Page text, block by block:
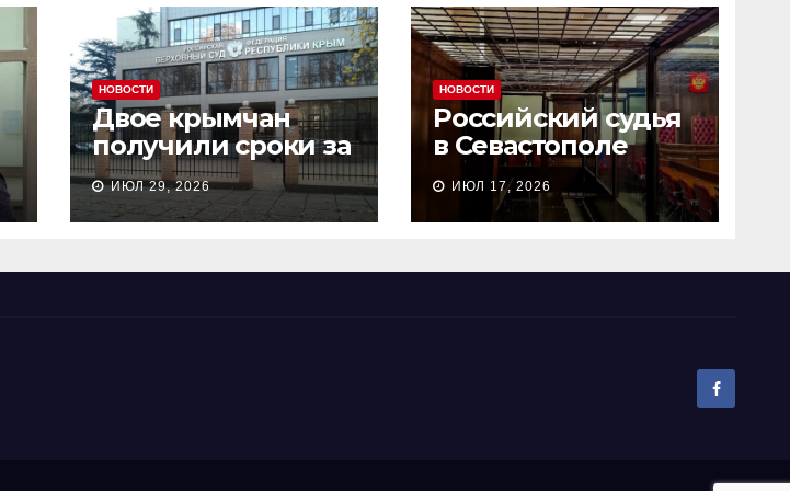
НОВОСТИ
Двое крымчан
получили сроки за
то, что являлись
«противниками
СВО»
ИЮЛ 29, 2026
НОВОСТИ
Российский судья
в Севастополе
рассмотрел дело о
пособничестве
госизмене за 2
ИЮЛ 17, 2026